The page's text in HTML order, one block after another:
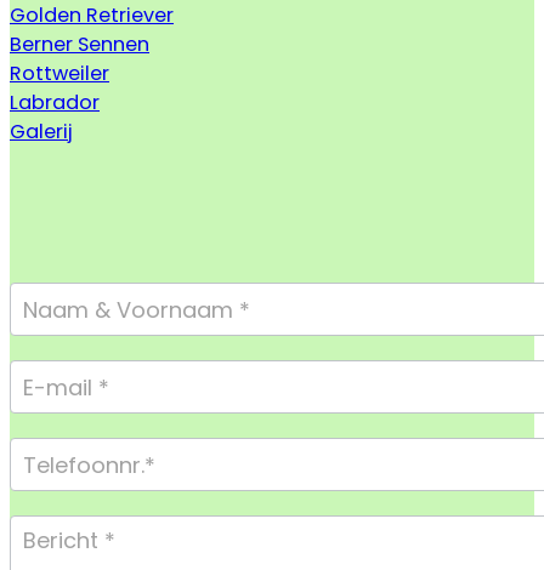
Golden Retriever
Berner Sennen
Rottweiler
Labrador
Galerij
Footer
Form
Compact